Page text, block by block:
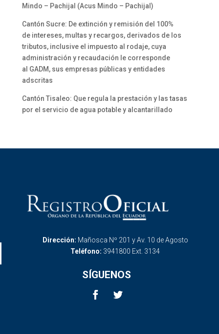
Mindo – Pachijal (Acus Mindo – Pachijal)
Cantón Sucre: De extinción y remisión del 100%
de intereses, multas y recargos, derivados de los
tributos, inclusive el impuesto al rodaje, cuya
administración y recaudación le corresponde
al GADM, sus empresas públicas y entidades
adscritas
Cantón Tisaleo: Que regula la prestación y las tasas
por el servicio de agua potable y alcantarillado
Dirección: Mañosca Nº 201 y Av. 10 de Agosto
Teléfono: 3941800 Ext. 3134
SÍGUENOS